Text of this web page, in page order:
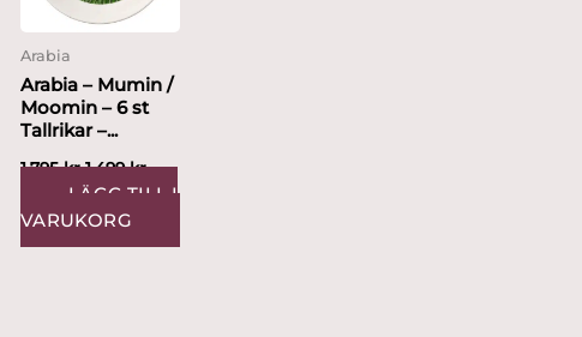
Arabia
Arabia – Mumin /
Moomin – 6 st
Tallrikar –...
1,795kr 1,499kr
LÄGG TILL I
VARUKORG